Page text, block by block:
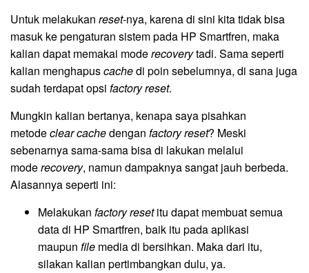
Untuk melakukan reset-nya, karena di sini kita tidak bisa
masuk ke pengaturan sistem pada HP Smartfren, maka
kalian dapat memakai moderecoverytadi. Sama seperti
kalian menghapuscachedi poin sebelumnya, di sana juga
sudah terdapat opsi factoryreset.
Mungkin kalian bertanya, kenapa saya pisahkan
metodeclear cachedengan factory reset? Meski
sebenarnya sama-sama bisa di lakukan melalui
moderecovery, namun dampaknya sangat jauh berbeda.
Alasannya seperti ini:
Melakukan factoryresetitu dapat membuat semua
data di HP Smartfren, baik itu pada aplikasi
maupun file media di bersihkan. Maka dari itu,
silakan kalian pertimbangkan dulu, ya.